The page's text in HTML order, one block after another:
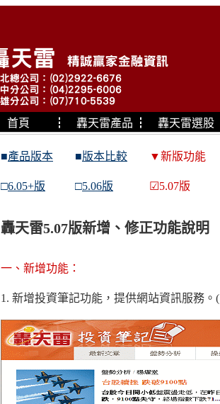
首頁 ┇ 轟天雷產品 ┇ 轟天雷選股
■產品版本 ■版本比較 ▼新版功能
□6.05+版 □5.06版 ☑5.07版
轟天雷5.07版新增、修正功能說明
一、新增功能：
1. 新增投資筆記功能，提供網站資訊服務